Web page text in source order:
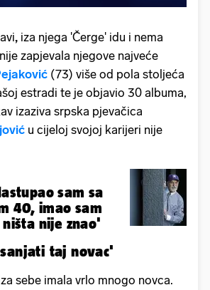
, iza njega 'Čerge' idu i nema
zapjevala njegove najveće
(73) više od pola stoljeća
estradi te je objavio 30 albuma,
izaziva srpska pjevačica
u cijeloj svojoj karijeri nije
sam sa
40, imao sam
nije znao'
taj novac'
sebe imala vrlo mnogo novca.